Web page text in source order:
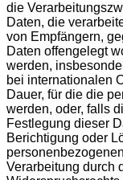
die
Daten, die
von Empfängern,
Daten offengelegt
werden,
bei internationalen
Dauer, für die die
werden, oder, falls
Festlegung dieser
Berichtigung oder
Verarbeitung durch